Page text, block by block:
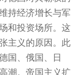
持经济增长与军
和投资场所。这
主义的原因。此
国、俄国、日
潮。帝国主义扩